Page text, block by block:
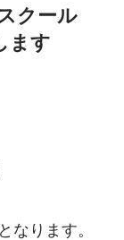
クール
ます
なります。